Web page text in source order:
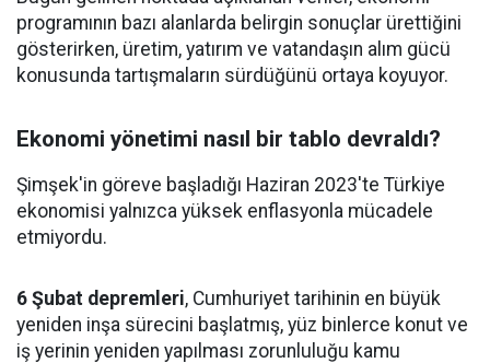
programının bazı alanlarda belirgin sonuçlar ürettiğini
gösterirken, üretim, yatırım ve vatandaşın alım gücü
konusunda tartışmaların sürdüğünü ortaya koyuyor.
Ekonomi yönetimi nasıl bir tablo devraldı?
Şimşek'in göreve başladığı Haziran 2023'te Türkiye
ekonomisi yalnızca yüksek enflasyonla mücadele
etmiyordu.
6 Şubat depremleri, Cumhuriyet tarihinin en büyük
yeniden inşa sürecini başlatmış, yüz binlerce konut ve
iş yerinin yeniden yapılması zorunluluğu kamu